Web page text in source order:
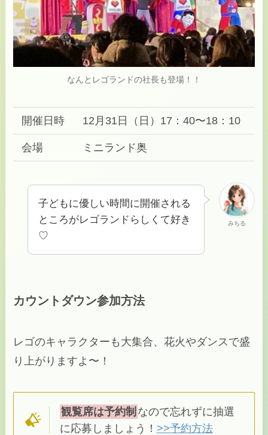
なんとレゴランドの社長も登場！！
開催日時 12月31日（日）17：40〜18：10
会場 ミニランド奥
みちる
子どもに優しい時間に開催される
ところがレゴランドらしくて好き
♡
カウントダウン参加方法
レゴのキャラクターも大集合、花火やダンスで盛
り上がりますよ〜！
観覧席は予約制 なので忘れずに抽選
に応募しましょう！ >>予約方法